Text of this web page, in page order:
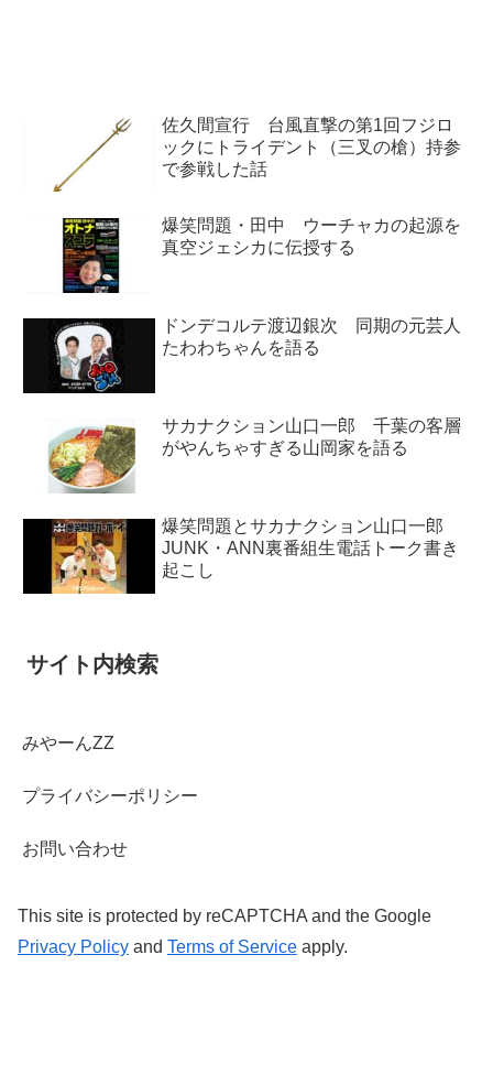
佐久間宣行 台風直撃の第1回フジロ
ックにトライデント（三叉の槍）持参
で参戦した話
爆笑問題・田中 ウーチャカの起源を
真空ジェシカに伝授する
ドンデコルテ渡辺銀次 同期の元芸人
たわわちゃんを語る
サカナクション山口一郎 千葉の客層
がやんちゃすぎる山岡家を語る
爆笑問題とサカナクション山口一郎
JUNK・ANN裏番組生電話トーク書き
起こし
サイト内検索
みやーんZZ
プライバシーポリシー
お問い合わせ
This site is protected by reCAPTCHA and the Google
Privacy Policy and Terms of Service apply.